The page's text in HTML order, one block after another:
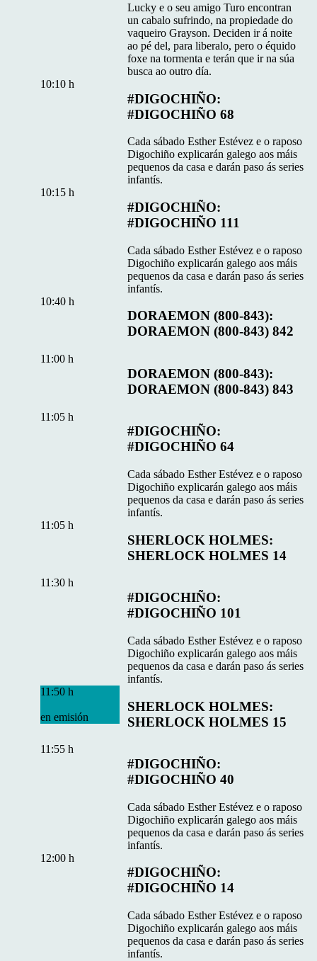
Lucky e o seu amigo Turo encontran
un cabalo sufrindo, na propiedade do
vaqueiro Grayson. Deciden ir á noite
ao pé del, para liberalo, pero o équido
foxe na tormenta e terán que ir na súa
busca ao outro día.
#DIGOCHIÑO:
#DIGOCHIÑO 68
Cada sábado Esther Estévez e o raposo
Digochiño explicarán galego aos máis
pequenos da casa e darán paso ás series
infantís.
10:10 h
#DIGOCHIÑO:
#DIGOCHIÑO 111
Cada sábado Esther Estévez e o raposo
Digochiño explicarán galego aos máis
pequenos da casa e darán paso ás series
infantís.
10:15 h
DORAEMON (800-843):
DORAEMON (800-843) 842
10:40 h
DORAEMON (800-843):
DORAEMON (800-843) 843
11:00 h
#DIGOCHIÑO:
#DIGOCHIÑO 64
Cada sábado Esther Estévez e o raposo
Digochiño explicarán galego aos máis
pequenos da casa e darán paso ás series
infantís.
11:05 h
SHERLOCK HOLMES:
SHERLOCK HOLMES 14
11:05 h
#DIGOCHIÑO:
#DIGOCHIÑO 101
Cada sábado Esther Estévez e o raposo
Digochiño explicarán galego aos máis
pequenos da casa e darán paso ás series
infantís.
11:30 h
SHERLOCK HOLMES:
SHERLOCK HOLMES 15
11:50 h
en emisión
#DIGOCHIÑO:
#DIGOCHIÑO 40
Cada sábado Esther Estévez e o raposo
Digochiño explicarán galego aos máis
pequenos da casa e darán paso ás series
infantís.
11:55 h
#DIGOCHIÑO:
#DIGOCHIÑO 14
Cada sábado Esther Estévez e o raposo
Digochiño explicarán galego aos máis
pequenos da casa e darán paso ás series
infantís.
12:00 h